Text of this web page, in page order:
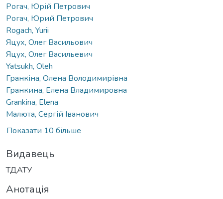
Рогач, Юрій Петрович
Рогач, Юрий Петрович
Rogach, Yurii
Яцух, Олег Васильович
Яцух, Олег Васильевич
Yatsukh, Oleh
Гранкіна, Олена Володимирівна
Гранкина, Елена Владимировна
Grankina, Elena
Малюта, Сергій Іванович
Показати 10 більше
Видавець
ТДАТУ
Анотація